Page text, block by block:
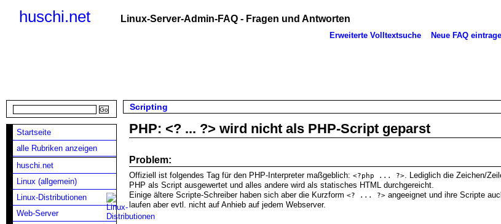
huschi.net Linux-Server-Admin-FAQ - Fragen und Antworten
Neue FAQ
Erweiterte Volltextsuche
Startseite
alle Rubriken anzeigen
huschi.net
Linux (allgemein)
Linux-Distributionen
Web-Server
Scripting
PHP: <? ... ?> wird nicht als PHP-Script geparst
Problem:
Offiziell ist folgendes Tag für den PHP-Interpreter maßgeblich: <?php ... ?>. Lediglich die Zeichen/
PHP als Script ausgewertet und alles andere wird als statisches HTML durchgereicht.
Einige ältere Scripte-Schreiber haben sich aber die Kurzform <? ... ?> angeeignet und ihre Scripte
laufen aber evtl. nicht auf Anhieb auf jedem Webserver.